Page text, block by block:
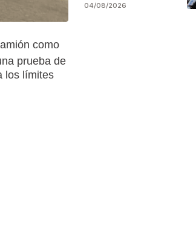
como
prueba de
los límites
estupefacientes en
04/08/2026